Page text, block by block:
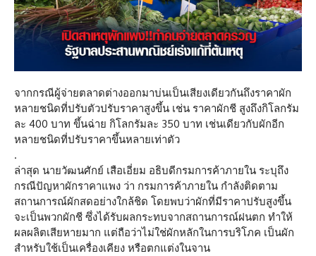
จากกรณีผู้จ่ายตลาดต่างออกมาบ่นเป็นเสียงเดียวกันถึงราคาผัก
หลายชนิดที่ปรับตัวปรับราคาสูงขึ้น เช่น ราคาผักชี สูงถึงกิโลกรัม
ละ 400 บาท ขึ้นฉ่าย กิโลกรัมละ 350 บาท เช่นเดียวกับผักอีก
หลายชนิดที่ปรับราคาขึ้นหลายเท่าตัว
.
ล่าสุด นายวัฒนศักย์ เสือเอี่ยม อธิบดีกรมการค้าภายใน ระบุถึง
กรณีปัญหาผักราคาแพง ว่า กรมการค้าภายใน กำลังติดตาม
สถานการณ์ผักสดอย่างใกล้ชิด โดยพบว่าผักที่มีราคาปรับสูงขึ้น
จะเป็นพวกผักชี ซึ่งได้รับผลกระทบจากสถานการณ์ฝนตก ทำให้
ผลผลิตเสียหายมาก แต่ถือว่าไม่ใช่ผักหลักในการบริโภค เป็นผัก
สำหรับใช้เป็นเครื่องเคียง หรือตกแต่งในจาน